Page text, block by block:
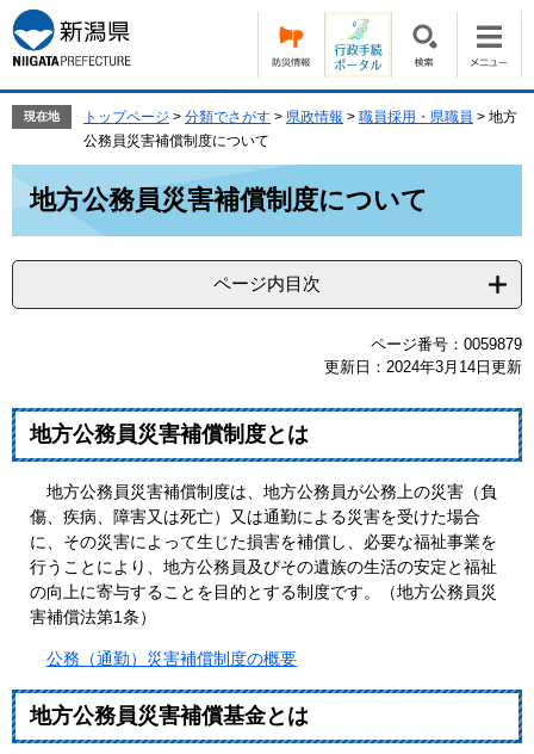
ー
ジ
の
で
ニ
ュ
ー
ば
本
文
現在地 トップページ > 分類でさがす > 県政情報 > 職員採用・県職員 > 地方
公務員災害補償制度について
地方公務員災害補償制度について
ページ内目次
ページ番号：0059879
更新日：2024年3月14日更新
地方公務員災害補償制度とは
地方公務員災害補償制度は、地方公務員が公務上の災害（負
傷、疾病、障害又は死亡）又は通勤による災害を受けた場合
に、その災害によって生じた損害を補償し、必要な福祉事業を
行うことにより、地方公務員及びその遺族の生活の安定と福祉
の向上に寄与することを目的とする制度です。（地方公務員災
害補償法第1条）
公務（通勤）災害補償制度の概要
地方公務員災害補償基金とは